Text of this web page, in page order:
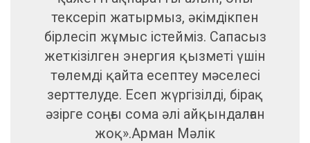
тексеріп жатырмыз, әкімдікпен
бірлесіп жұмыс істейміз. Сапасыз
жеткізілген энергия қызметі үшін
төлемді қайта есептеу мәселесі
зерттелуде. Есеп жүргізілді, бірақ
әзірге соңғы сома әлі айқындалған
жоқ».Арман Мәлік